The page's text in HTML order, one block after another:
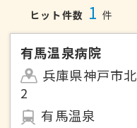
ヒット件数 1 件
有馬温泉病院
兵庫県神戸市
2
有馬温泉